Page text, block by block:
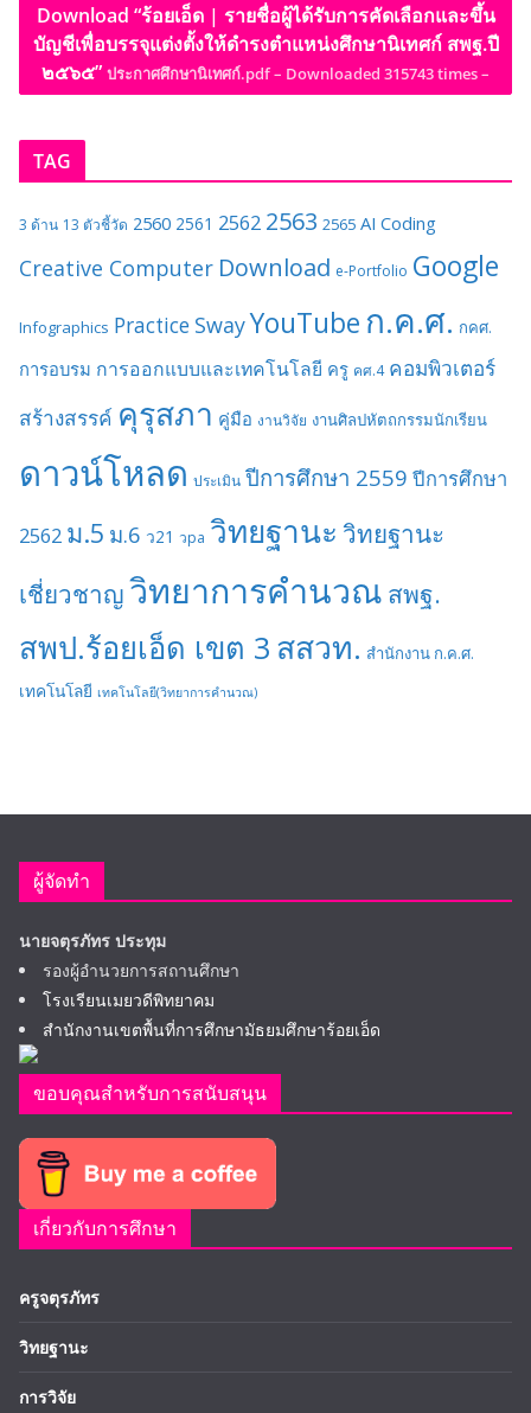
Download “ร้อยเอ็ด | รายชื่อผู้ได้รับการคัดเลือกและขึ้น
บัญชีเพื่อบรรจุแต่งตั้งให้ดำรงตำแหน่งศึกษานิเทศก์ สพฐ.ปี
๒๕๖๕” ประกาศศึกษานิเทศก์.pdf – Downloaded 315743 times –
TAG
3 ด้าน 13 ตัวชี้วัด 2560 2561 2562 2563 2565 AI Coding
Creative Computer Download e-Portfolio Google
Infographics Practice SwayYouTubeก.ค.ศ. กคศ.
การอบรม การออกแบบและเทคโนโลยี ครู คศ.4 คอมพิวเตอร์
สร้างสรรค์ คุรุสภา คู่มือ งานวิจัย งานศิลปหัตถกรรมนักเรียน
ดาวน์โหลด ประเมิน ปีการศึกษา 2559 ปีการศึกษา
2562 ม.5 ม.6 ว21 วpa วิทยฐานะ วิทยฐานะ
เชี่ยวชาญวิทยาการคำนวณ สพฐ.
สพป.ร้อยเอ็ด เขต 3 สสวท. สำนักงาน ก.ค.ศ.
เทคโนโลยี เทคโนโลยี(วิทยาการคำนวณ)
ผู้จัดทำ
นายจตุรภัทร ประทุม
รองผู้อำนวยการสถานศึกษา
โรงเรียนเมยวดีพิทยาคม
สำนักงานเขตพื้นที่การศึกษามัธยมศึกษาร้อยเอ็ด
ขอบคุณสำหรับการสนับสนุน
เกี่ยวกับการศึกษา
ครูจตุรภัทร
วิทยฐานะ
การวิจัย